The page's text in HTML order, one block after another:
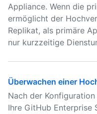
Appliance. Wenn die
ermöglicht der
Replikat, als primäre
nur kurzzeitige
Überwachen einer
Nach der
Ihre GitHub Enterprise